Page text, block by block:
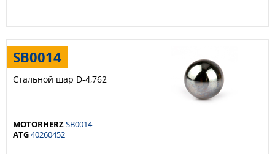
SB0014
Стальной шар D-4,762
MOTORHERZSB0014
ATG40260452